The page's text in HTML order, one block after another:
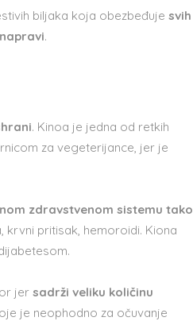
biljaka koja obezbeđuje svih
.
. Kinoa je jedna od retkih
za vegeterijance, jer je
zdravstvenom sistemu tako
krvni pritisak, hemoroidi. Kiona
jer sadrži veliku količinu
je neophodno za očuvanje